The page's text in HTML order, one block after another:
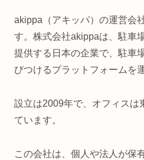
akippa（アキッパ）の運営会
す。株式会社akippaは、駐車
提供する日本の企業で、駐車
びつけるプラットフォームを
設立は2009年で、オフィスは
ています。
この会社は、個人や法人が保